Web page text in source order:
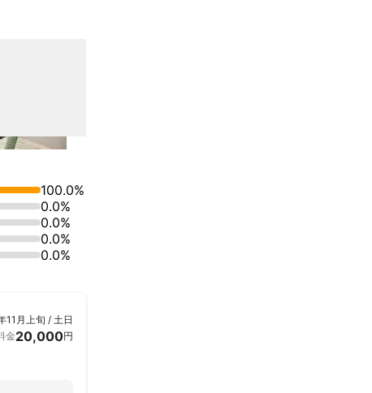
100.0%
0.0%
0.0%
0.0%
0.0%
11月上旬 / 土日
金20,000円